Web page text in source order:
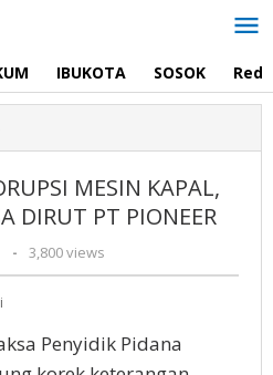
IBUKOTA SOSOK
DUGAAN
MESIN
KAPAL,
KEJAGUNG
PERIKSA
PIONEER
MESIN KAPAL,
DIRUT PT PIONEER
oleh
Redaksi
- 3,800 views
Penyidik Pidana